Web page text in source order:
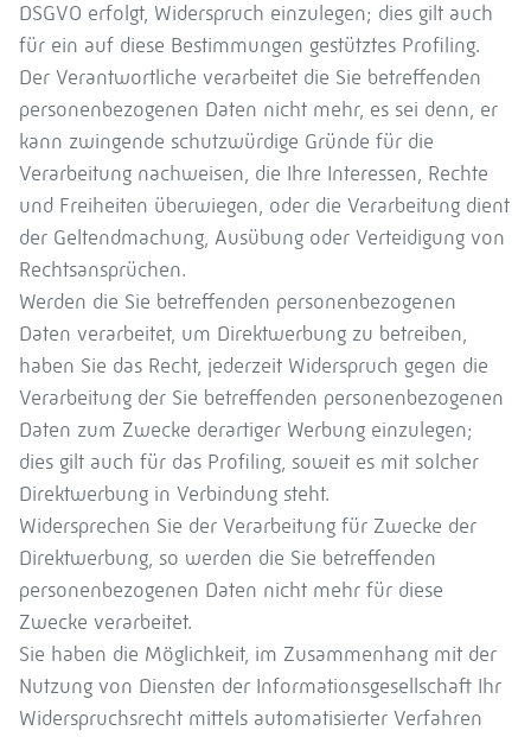
DSGVO erfolgt, Widerspruch einzulegen; dies gilt auch
für ein auf diese Bestimmungen gestütztes Profiling.
Der Verantwortliche verarbeitet die Sie betreffenden
personenbezogenen Daten nicht mehr, es sei denn, er
kann zwingende schutzwürdige Gründe für die
Verarbeitung nachweisen, die Ihre Interessen, Rechte
und Freiheiten überwiegen, oder die Verarbeitung dient
der Geltendmachung, Ausübung oder Verteidigung von
Rechtsansprüchen.
Werden die Sie betreffenden personenbezogenen
Daten verarbeitet, um Direktwerbung zu betreiben,
haben Sie das Recht, jederzeit Widerspruch gegen die
Verarbeitung der Sie betreffenden personenbezogenen
Daten zum Zwecke derartiger Werbung einzulegen;
dies gilt auch für das Profiling, soweit es mit solcher
Direktwerbung in Verbindung steht.
Widersprechen Sie der Verarbeitung für Zwecke der
Direktwerbung, so werden die Sie betreffenden
personenbezogenen Daten nicht mehr für diese
Zwecke verarbeitet.
Sie haben die Möglichkeit, im Zusammenhang mit der
Nutzung von Diensten der Informationsgesellschaft Ihr
Widerspruchsrecht mittels automatisierter Verfahren